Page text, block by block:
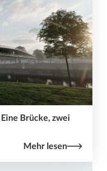
Brücke, zwei
Mehr lesen